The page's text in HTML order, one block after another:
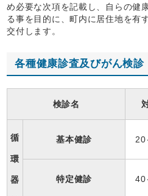
め必要な次項を記載し、自らの健
る事を目的に、町内に居住地を有
交付します。
各種健康診査及びがん検診
検診名
循
環
器
基本健診 20
特定健診 40